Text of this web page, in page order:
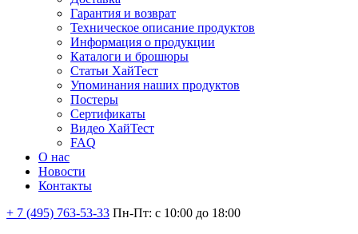
Гарантия и возврат
Техническое описание продуктов
Информация о продукции
Каталоги и брошюры
Статьи ХайТест
Упоминания наших продуктов
Постеры
Сертификаты
Видео ХайТест
FAQ
О нас
Новости
Контакты
+ 7 (495) 763-53-33 Пн-Пт: с 10:00 до 18:00